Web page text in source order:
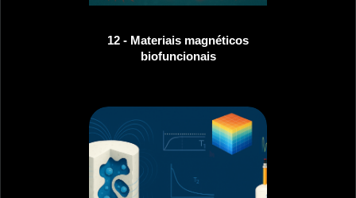
12 - Materiais magnéticos
biofuncionais